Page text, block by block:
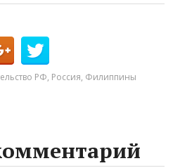
РФ, Россия, Филиппины